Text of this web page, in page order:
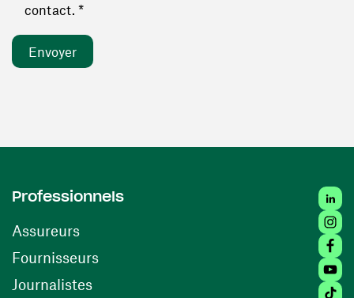
contact. *
Professionnels
Assureurs
Fournisseurs(ouvre une nouvelle fenêtre)
Journalistes